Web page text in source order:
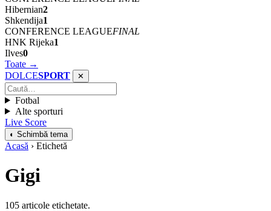
Hibernian2
Shkendija1
CONFERENCE LEAGUEFINAL
HNK Rijeka1
Ilves0
Toate →
DOLCESPORT ✕
Fotbal
Alte sporturi
Live Score
◐ Schimbă tema
Acasă › Etichetă
Gigi
105 articole etichetate.